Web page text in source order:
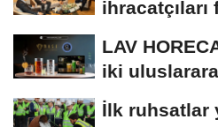
LAV
iki
İlk ruhsatlar